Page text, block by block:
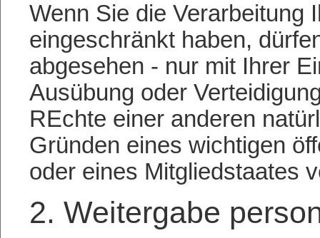
Wenn Sie die Verarbeitung
eingeschränkt haben,
abgesehen - nur mit Ihrer
Ausübung oder
REchte einer anderen
Gründen eines wichtigen
oder eines Mitgliedstaates
2. Weitergabe